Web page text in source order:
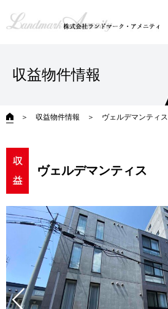
収益物件情報
＞ 収益物件情報 ＞ ヴェルデマンティス
ヴェルデマンティス